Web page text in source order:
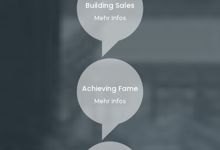
Building Sales
Mehr Infos
Achieving Fame
Mehr Infos